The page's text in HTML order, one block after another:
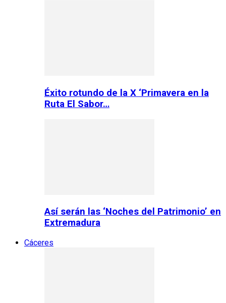
Éxito rotundo de la X ‘Primavera en la
Ruta El Sabor…
Así serán las ‘Noches del Patrimonio’ en
Extremadura
Cáceres